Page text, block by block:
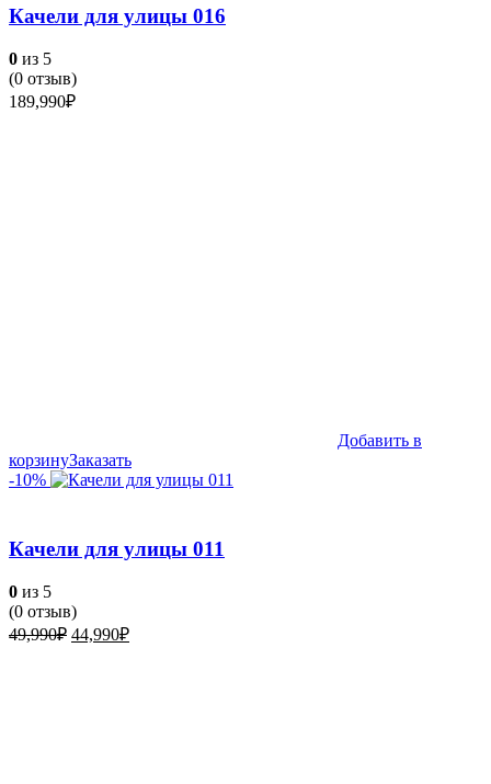
Качели для улицы 016
0 из 5
(0 отзыв)
189,990₽
Добавить в
корзинуЗаказать
-10%
Качели для улицы 011
0 из 5
(0 отзыв)
49,990₽ Первоначальная
44,990₽Текущая